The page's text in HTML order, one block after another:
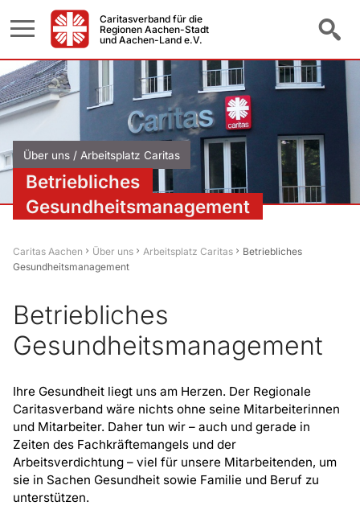
Caritasverband für die
Regionen Aachen-Stadt
und Aachen-Land e.V.
Über uns / Arbeitsplatz Caritas
Betriebliches
Gesundheitsmanagement
Caritas Aachen Über uns Arbeitsplatz Caritas
Betriebliches
Gesundheitsmanagement
Betriebliches
Gesundheitsmanagement
Ihre Gesundheit liegt uns am Herzen. Der Regionale
Caritasverband wäre nichts ohne seine Mitarbeiterinnen
und Mitarbeiter. Daher tun wir – auch und gerade in
Zeiten des Fachkräftemangels und der
Arbeitsverdichtung – viel für unsere Mitarbeitenden, um
sie in Sachen Gesundheit sowie Familie und Beruf zu
unterstützen.